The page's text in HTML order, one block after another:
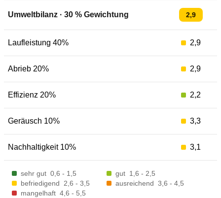
Umweltbilanz · 30 % Gewichtung 2,9
Laufleistung 40% 2,9
Abrieb 20% 2,9
Effizienz 20% 2,2
Geräusch 10% 3,3
Nachhaltigkeit 10% 3,1
sehr gut 0,6 - 1,5 gut 1,6 - 2,5
befriedigend
2,6 - 3,5 ausreichend 3,6 - 4,5
mangelhaft 4,6 - 5,5